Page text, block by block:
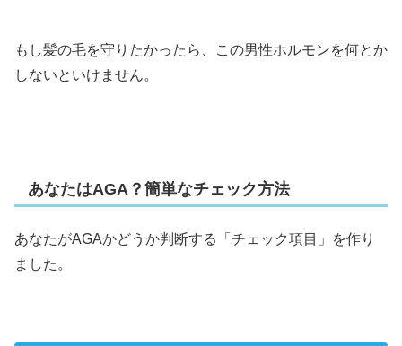
もし髪の毛を守りたかったら、この男性ホルモンを何とか
しないといけません。
あなたはAGA？簡単なチェック方法
あなたがAGAかどうか判断する「チェック項目」を作り
ました。